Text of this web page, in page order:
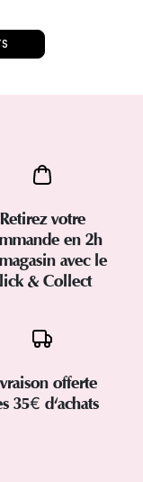
Retirez votre
en 2h
avec le
& Collect
offerte
35€ d'achats